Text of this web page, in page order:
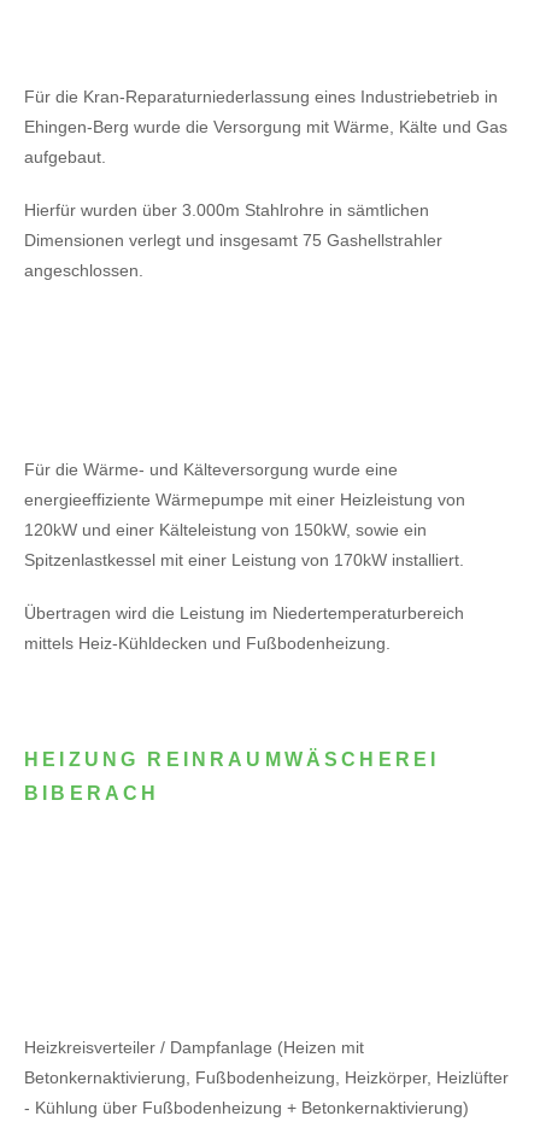
Für die Kran-Reparaturniederlassung eines Industriebetrieb in
Ehingen-Berg wurde die Versorgung mit Wärme, Kälte und Gas
aufgebaut.
Hierfür wurden über 3.000m Stahlrohre in sämtlichen
Dimensionen verlegt und insgesamt 75 Gashellstrahler
angeschlossen.
Für die Wärme- und Kälteversorgung wurde eine
energieeffiziente Wärmepumpe mit einer Heizleistung von
120kW und einer Kälteleistung von 150kW, sowie ein
Spitzenlastkessel mit einer Leistung von 170kW installiert.
Übertragen wird die Leistung im Niedertemperaturbereich
mittels Heiz-Kühldecken und Fußbodenheizung.
HEIZUNG REINRAUMWÄSCHEREI
BIBERACH
Heizkreisverteiler / Dampfanlage (Heizen mit
Betonkernaktivierung, Fußbodenheizung, Heizkörper, Heizlüfter
- Kühlung über Fußbodenheizung + Betonkernaktivierung)